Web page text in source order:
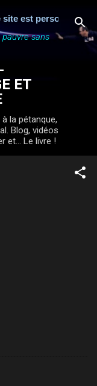
est personnel,
sans
ET
la pétanque,
Blog, vidéos
et... Le livre !